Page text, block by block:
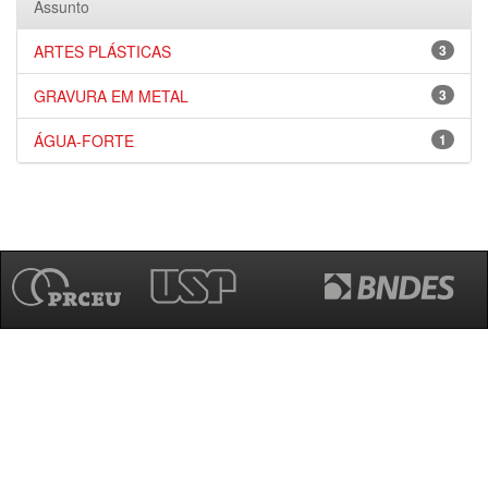
Assunto
3
ARTES PLÁSTICAS
3
GRAVURA EM METAL
1
ÁGUA-FORTE